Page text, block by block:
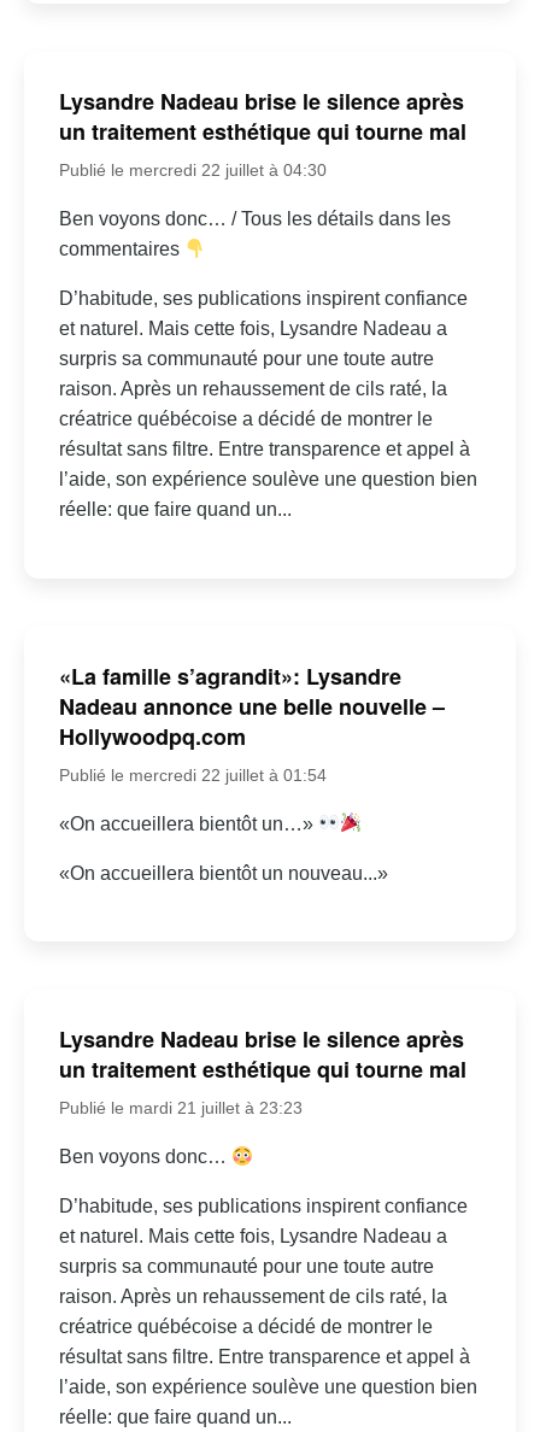
Lysandre Nadeau brise le silence après
un traitement esthétique qui tourne mal
Publié le mercredi 22 juillet à 04:30
Ben voyons donc… / Tous les détails dans les
commentaires
D’habitude, ses publications inspirent confiance
et naturel. Mais cette fois, Lysandre Nadeau a
surpris sa communauté pour une toute autre
raison. Après un rehaussement de cils raté, la
créatrice québécoise a décidé de montrer le
résultat sans filtre. Entre transparence et appel à
l’aide, son expérience soulève une question bien
réelle: que faire quand un...
«La famille s’agrandit»: Lysandre
Nadeau annonce une belle nouvelle –
Hollywoodpq.com
Publié le mercredi 22 juillet à 01:54
«On accueillera bientôt un…»
«On accueillera bientôt un nouveau...»
Lysandre Nadeau brise le silence après
un traitement esthétique qui tourne mal
Publié le mardi 21 juillet à 23:23
Ben voyons donc…
D’habitude, ses publications inspirent confiance
et naturel. Mais cette fois, Lysandre Nadeau a
surpris sa communauté pour une toute autre
raison. Après un rehaussement de cils raté, la
créatrice québécoise a décidé de montrer le
résultat sans filtre. Entre transparence et appel à
l’aide, son expérience soulève une question bien
réelle: que faire quand un...